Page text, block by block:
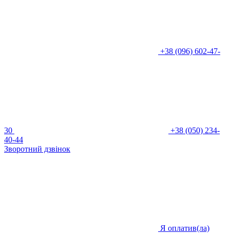
+38 (096) 602-47-
30
+38 (050) 234-
40-44
Зворотний дзвінок
Я оплатив(ла)